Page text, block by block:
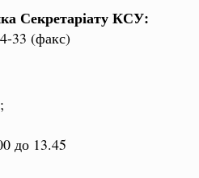
Секретаріату КСУ:
33 (факс)
до 13.45